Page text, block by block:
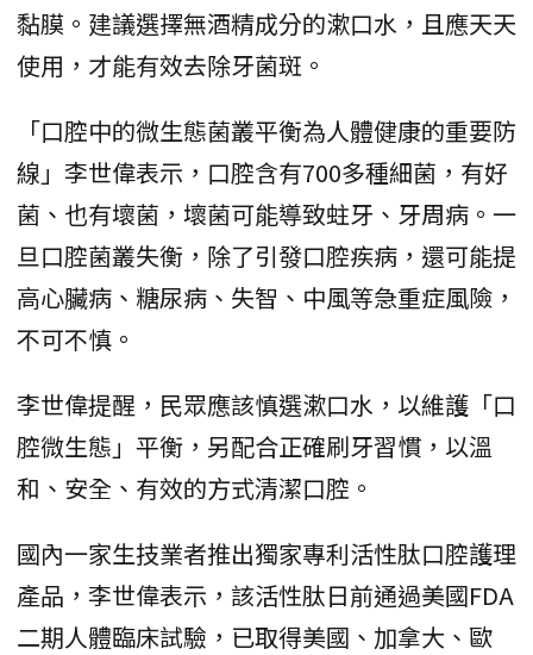
黏膜。建議選擇無酒精成分的漱口水，且應天天
使用，才能有效去除牙菌斑。
「口腔中的微生態菌叢平衡為人體健康的重要防
線」李世偉表示，口腔含有700多種細菌，有好
菌、也有壞菌，壞菌可能導致蛀牙、牙周病。一
旦口腔菌叢失衡，除了引發口腔疾病，還可能提
高心臟病、糖尿病、失智、中風等急重症風險，
不可不慎。
李世偉提醒，民眾應該慎選漱口水，以維護「口
腔微生態」平衡，另配合正確刷牙習慣，以溫
和、安全、有效的方式清潔口腔。
國內一家生技業者推出獨家專利活性肽口腔護理
產品，李世偉表示，該活性肽日前通過美國FDA
二期人體臨床試驗，已取得美國、加拿大、歐